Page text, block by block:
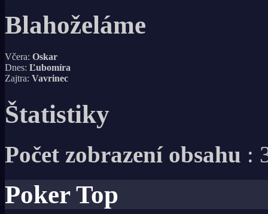
Blahoželáme
Včera: Oskar
Dnes: Ľubomíra
Zajtra: Vavrinec
Štatistiky
Počet zobrazení obsahu :
Poker Top